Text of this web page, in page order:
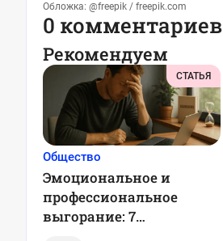
Обложка: @freepik / freepik.com
0 комментариев
Рекомендуем
СТАТЬЯ
Общество
Эмоциональное и
профессиональное
выгорание: 7